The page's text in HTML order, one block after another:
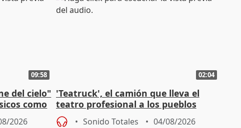
09:58
del cielo"
como
2026
02:04
'Teatruck', el camión que lleva el
teatro profesional a los pueblos
extremeños
Sonido Totales 04/08/2026